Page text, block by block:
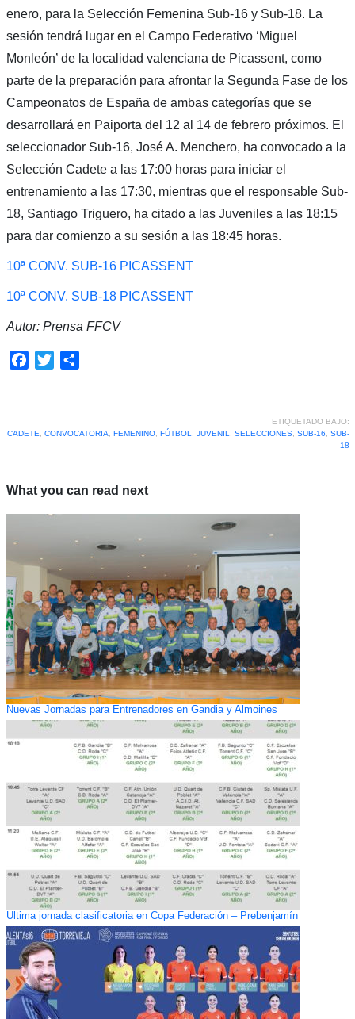
enero, para la Selección Femenina Sub-16 y Sub-18. La
sesión tendrá lugar en el Campo Federativo ‘Miguel
Monleón’ de la localidad valenciana de Picassent, como
parte de la preparación para afrontar la Segunda Fase de los
Campeonatos de España de ambas categorías que se
desarrollará en Paiporta del 12 al 14 de febrero próximos. El
seleccionador Sub-16, José A. Menchero, ha convocado a la
Selección Cadete a las 17:00 horas para iniciar el
entrenamiento a las 17:30, mientras que el responsable Sub-
18, Santiago Triguero, ha citado a las Juveniles a las 18:15
para dar comienzo a su sesión a las 18:45 horas.
10ª CONV. SUB-16 PICASSENT
10ª CONV. SUB-18 PICASSENT
Autor: Prensa FFCV
Facebook
Twitter
ETIQUETADO BAJO:
CADETE
CONVOCATORIA FEMENINO, FÚTBOL JUVENIL SELECCIONES, SUB-16
SUB-
18
What you can read next
Nuevas Jornadas para Entrenadores en Gandia y Almoines
Ultima jornada clasificatoria en Copa Federación – Prebenjamín